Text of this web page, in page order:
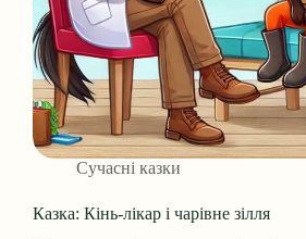
Сучасні казки
Казка: Кінь-лікар і чарівне зілля